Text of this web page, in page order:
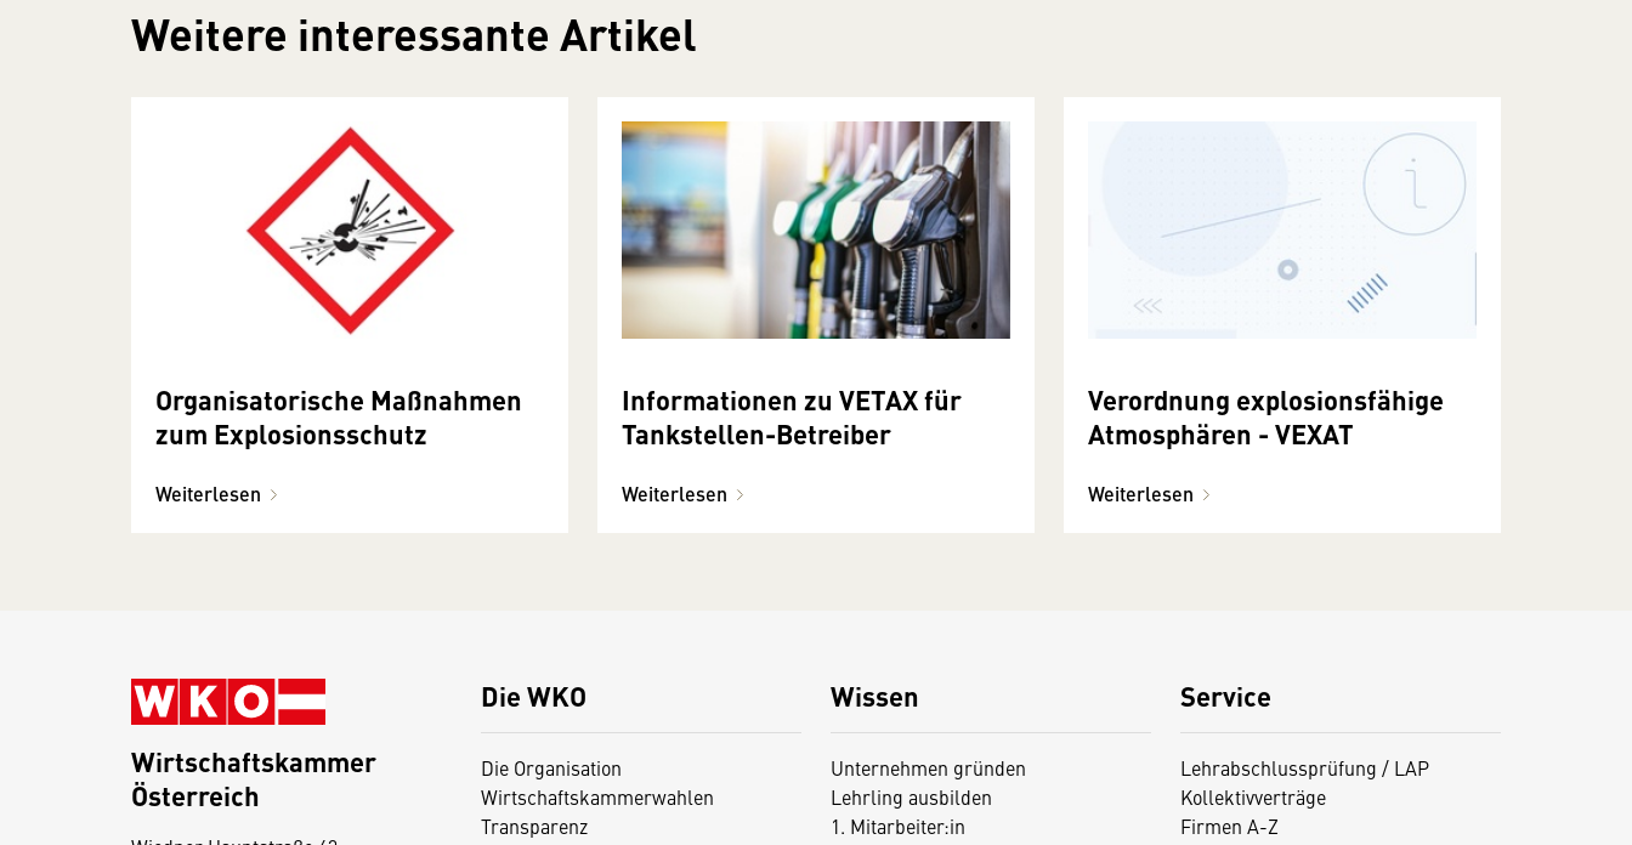
Weitere interessante Artikel
Organisatorische Maßnahmen
zum Explosionsschutz
Weiterlesen
Informationen zu VETAX für
Tankstellen-Betreiber
Weiterlesen
Verordnung explosionsfähige
Atmosphären - VEXAT
Weiterlesen
Die WKO
Die Organisation
Wirtschaftskammerwahlen
Transparenz
Wissen
Unternehmen gründen
Lehrling ausbilden
1. Mitarbeiter:in
Service
Lehrabschlussprüfung / LAP
Kollektivverträge
Firmen A-Z
Wirtschaftskammer
Österreich